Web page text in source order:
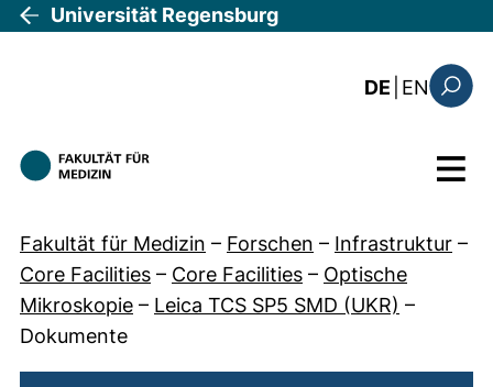
Direkt zum Inhalt
Universität Regensburg
DE EN: the
Menü
Fakultät für Medizin – Forschen – Infrastruktur –
Core Facilities – Core Facilities – Optische
Mikroskopie – Leica TCS SP5 SMD (UKR) –
Dokumente